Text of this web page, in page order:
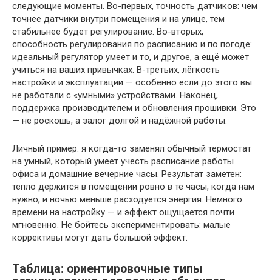
следующие моменты. Во-первых, точность датчиков: чем
точнее датчики внутри помещения и на улице, тем
стабильнее будет регулирование. Во-вторых,
способность регулирования по расписанию и по погоде:
идеальный регулятор умеет и то, и другое, а ещё может
учиться на ваших привычках. В-третьих, лёгкость
настройки и эксплуатации — особенно если до этого вы
не работали с «умными» устройствами. Наконец,
поддержка производителем и обновления прошивки. Это
— не роскошь, а залог долгой и надёжной работы.
Личный пример: я когда-то заменял обычный термостат
на умный, который умеет учесть расписание работы
офиса и домашние вечерние часы. Результат заметен:
тепло держится в помещении ровно в те часы, когда нам
нужно, и ночью меньше расходуется энергия. Немного
времени на настройку — и эффект ощущается почти
мгновенно. Не бойтесь экспериментировать: малые
коррективы могут дать большой эффект.
Таблица: ориентировочные типы